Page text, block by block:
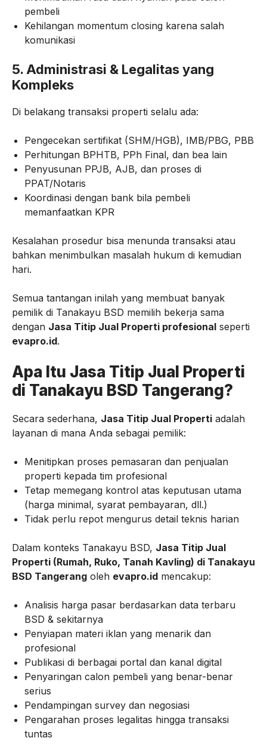
pembeli
Kehilangan momentum closing karena salah
komunikasi
5. Administrasi & Legalitas yang
Kompleks
Di belakang transaksi properti selalu ada:
Pengecekan sertifikat (SHM/HGB), IMB/PBG, PBB
Perhitungan BPHTB, PPh Final, dan bea lain
Penyusunan PPJB, AJB, dan proses di
PPAT/Notaris
Koordinasi dengan bank bila pembeli
memanfaatkan KPR
Kesalahan prosedur bisa menunda transaksi atau
bahkan menimbulkan masalah hukum di kemudian
hari.
Semua tantangan inilah yang membuat banyak
pemilik di Tanakayu BSD memilih bekerja sama
dengan Jasa Titip Jual Properti profesional seperti
evapro.id.
Apa Itu Jasa Titip Jual Properti
di Tanakayu BSD Tangerang?
Secara sederhana, Jasa Titip Jual Properti adalah
layanan di mana Anda sebagai pemilik:
Menitipkan proses pemasaran dan penjualan
properti kepada tim profesional
Tetap memegang kontrol atas keputusan utama
(harga minimal, syarat pembayaran, dll.)
Tidak perlu repot mengurus detail teknis harian
Dalam konteks Tanakayu BSD, Jasa Titip Jual
Properti (Rumah, Ruko, Tanah Kavling) di Tanakayu
BSD Tangerang oleh evapro.id mencakup:
Analisis harga pasar berdasarkan data terbaru
BSD & sekitarnya
Penyiapan materi iklan yang menarik dan
profesional
Publikasi di berbagai portal dan kanal digital
Penyaringan calon pembeli yang benar-benar
serius
Pendampingan survey dan negosiasi
Pengarahan proses legalitas hingga transaksi
tuntas